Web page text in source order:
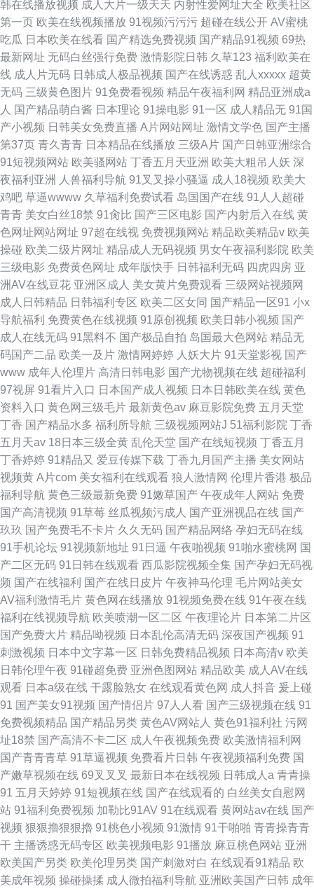
韩在线播放视频 成人大片一级天天 内射性爱网址大全 欧美社区
第一页 欧美在线视频播放 91视频污污污 超碰在线公开 AV蜜桃
吃瓜 日本欧美在线看 国产精选免费视频 国产精品91视频 69热
最新网址 无码白丝强行免费 激情影院日韩 久草123 福利欧美在
线 成人片无码 日韩成人极品视频 国产在线诱惑 乱人xxxxx 超黄
无码 三级黄色图片 91免费看视频 精品午夜福利网 精品亚洲成a
人 国产精品萌白酱 日本理论 91操电影 91一区 成人精品无 91国
产小视频 日韩美女免费直播 A片网站网址 激情文学色 国产主播
第37页 青久青青 日本精品在线播放 三级A片 国产日韩亚洲综合
91短视频网站 欧美骚网站 丁香五月天亚洲 欧美大粗吊人妖 深
夜福利亚洲
人兽福利导航 91叉叉操小骚逼 成人18视频 欧美大
鸡吧 草逼wwww 久草福利免费试看 岛国国产在线 91人人超碰
青青 美女白丝18禁 91肏比 国产三区电影 国产内射后入在线 黄
色网址网站网址 97超在线视 免费视频网站 精品欧美精品v 欧美
操碰 欧美二级片网址 精品成人无码视频 男女午夜福利影院 欧美
三级电影 免费黄色网址 成年版快手 日韩福利无码 四虎四房 亚
洲AV在线豆花 亚洲区成人 美女黄片免费观看 三级网站视频网
成人日韩精品 日韩福利专区 欧美二区女同 国产精品一区91 小x
导航福利 免费黄色在线视频 91原创视频 欧美日韩小视频 国产
成人在线无码 91黑料不 国产极品自拍 岛国最大色网站 精品无
码国产二品 欧美一及片 激情网婷婷 人妖大片 91天堂影视 国产
www 成年人伦理片 高清日韩电影 国产尤物视频在线 超碰福利
97视屏 91看片入口 日本国产成人视频 日本日韩欧美在线 黄色
资料入口 黄色网三级毛片 最新黄色av 麻豆影院免费 五月天堂
丁香 国产精品水多 福利所导航 三级视频网站J 51福利影院 丁香
五月天av 18日本三级全黄 乱伦天堂 国产在线短视频 丁香五月
丁香婷婷 91精品又 爱豆传媒下载 丁香九月国产主播 美女网站
视频黄 A片com 美女福利在线观看 狼人激情网 伦理片香港 极品
福利导航 黄色三级最新免费 91嫩草国产 午夜成年人网站 免费
国产高清视频 91草莓 丝瓜视频污成人 国产亚洲视品在线 国产
玖玖 国产免费毛不卡片 久久无码 国产精品网络 孕妇无码在线
91手机论坛 91视频新地址 91日逼 午夜啪视频 91啪水蜜桃网 国
产二区无码 91日韩在线观看 西瓜影院视频全集 国产孕妇无码视
频 国产在线福利 国产在线日皮片 午夜神马伦理 毛片网站美女
AV福利激情毛片 黄色网在线播放 91视频免费在线 91午夜在线
福利在线视频导航 欧美喷潮一区二区 午夜理论片 日本第二片区
国产免费大片 精品呦视频 日本乱伦高清无码 深夜国产视频 91
刺激视频 日本中文字幕一区 日韩免费精品视频 日本高清v 欧美
日韩伦理午夜 91碰超免费 亚洲色图网站 精品欧美 成人AV在线
观看 日本a级在线 干露脸熟女 在线观看黄色网 成人抖音 爰上碰
91 国产美女91视频 国产情侣片 97人人看 国产三级视频在线 91
免费视频精品 国产精品另类 黄色AV网站人 黄色91福利社 污网
址18禁 国产高清不卡二区 成人午夜视频免费 欧美激情福利网
国产青青青草 91草逼视频 免费看片日韩 午夜视频福利免费 国
产嫩草视频在线 69叉叉叉 最新日本在线视频 日韩成人a 青青操
91 五月天婷婷 91短视频在线 国产在线观看的 白丝美女自慰网
站 91福利免费视频 加勒比91AV 91在线观看 黄网站av在线 国产
视频 狠狠擼狠狠擼 91桃色小视频 91激情 91干啪啪 青青操青青
干 主播诱惑无码专区 欧美视频电影 91播放 麻豆桃色网站 亚洲
欧美国产另类 欧美伦理另类 国产刺激对白 在线观看91精品 欧
美成年视频 操碰操揉 成人微拍福利导航 亚洲欧美国产日韩 成年